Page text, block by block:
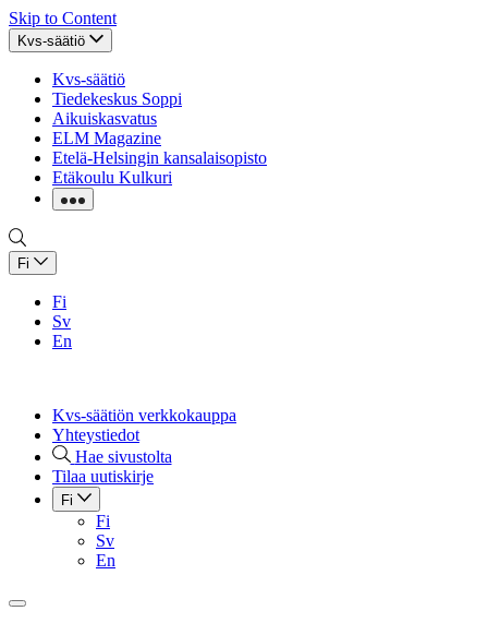
Skip to Content
Kvs-säätiö
Kvs-säätiö
Tiedekeskus Soppi
Aikuiskasvatus
ELM Magazine
Etelä-Helsingin kansalaisopisto
Etäkoulu Kulkuri
Fi
Fi
Sv
En
Kvs-säätiön verkkokauppa
Yhteystiedot
Hae sivustolta
Tilaa uutiskirje
Fi
Fi
Sv
En